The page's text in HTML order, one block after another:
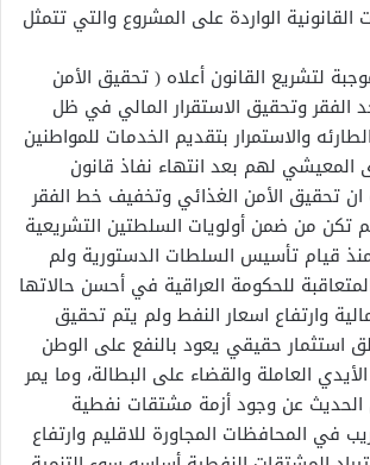
القانونية الواردة على المشروع والتي تتمثل
لتشريع القانون أعلاه ( تحقيق الأمن
الفقر وتحقيق الاستقرار المالي في ظل
والاستمرار بتقديم الخدمات للمواطنين
المعيشي لهم بعد انتهاء نفاذ قانون
ان تحقيق الأمن الغذائي وتخفيف خط الفقر
لم تكن من ضمن أولويات السلطتين التشريعية
منذ قيام تأسيس السلطات الدستورية ولم
للحكومة العراقية في أحسن حالاتها
وارتفاع اسعار النفط ولم يتم تحقيق
استثمار حقيقي يعود بالنفع على الوطن
العاملة والقضاء على البطالة، وما يمر
الحديث عن وجود أزمة مشتقات نفطية
في المحافظات المجاورة للاقليم وارتفاع